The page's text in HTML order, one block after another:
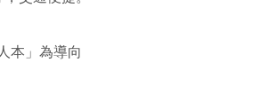
本」為導向